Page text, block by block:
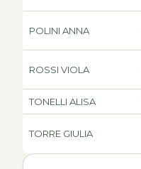
POLINI ANNA
ROSSI VIOLA
TONELLI ALISA
TORRE GIULIA